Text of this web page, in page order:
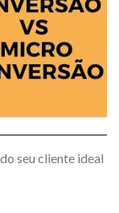
seu cliente ideal